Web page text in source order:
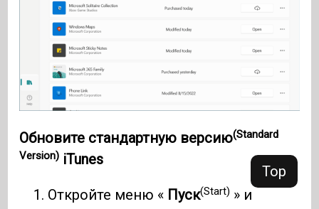
Top
Обновите стандартную версию(Standard
Version) iTunes
Откройте меню « Пуск(Start) » и